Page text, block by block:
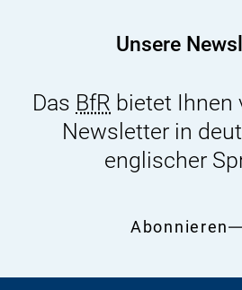
von
auf
oder
Unsere
Das BfR bietet Ihnen
Newsletter in
englischer
Abonnieren